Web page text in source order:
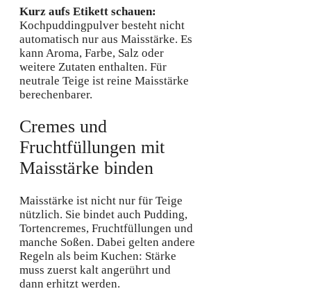
Kurz aufs Etikett schauen:
Kochpuddingpulver besteht nicht
automatisch nur aus Maisstärke. Es
kann Aroma, Farbe, Salz oder
weitere Zutaten enthalten. Für
neutrale Teige ist reine Maisstärke
berechenbarer.
Cremes und
Fruchtfüllungen mit
Maisstärke binden
Maisstärke ist nicht nur für Teige
nützlich. Sie bindet auch Pudding,
Tortencremes, Fruchtfüllungen und
manche Soßen. Dabei gelten andere
Regeln als beim Kuchen: Stärke
muss zuerst kalt angerührt und
dann erhitzt werden.